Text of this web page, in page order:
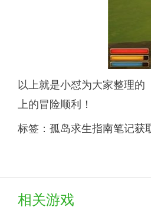
以上就是小怼为大家整理的
上的冒险顺利！
标签： 孤岛求生指南笔记获
相关游戏